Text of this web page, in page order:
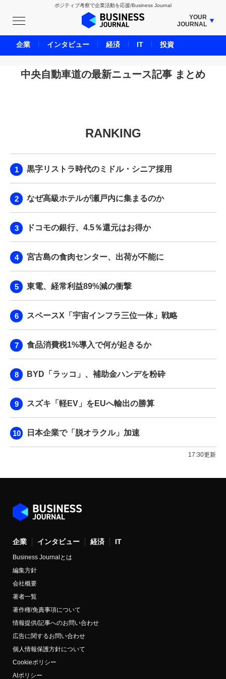
ポジティブ考察で企業活動を応援/Business Journal
YOUR
JOURNAL
BUSINESS JOURNAL
UNICORN JOURNAL
CARBON CREDITS JOURNAL
LIFE ENDING JOURNAL
BPaaS JOURNAL
中央自動車道の最新ニュース記事 まとめ
RANKING
黒字リストラ時代のミドル・シニア採用
なぜ高級ホテルが瀬戸内に集まるのか
ドコモの銀行、4.5％還元はお得か
宮古島の食肉センター、出荷が不能に
東電、経常利益89%減の衝撃
スペースX「宇宙インフラ三位一体」戦略
食品消費税1%導入で何が起きるか
BYD「ラッコ」、補助金ハンデを粉砕
スズキ「軽EV」をEUへ輸出の勝算
日本企業で「脱オラクル」加速
17:30更新
企業 インタビュー 経済 IT
Business Journalとは
編集方針
会社概要
著者一覧
著作権/免責事項について
情報提供/記事へのお問い合わせ
広告に関するお問い合わせ
個人情報保護方針について
Cookieポリシー
AIポリシー
企業 インタビュー 経済 IT 投資